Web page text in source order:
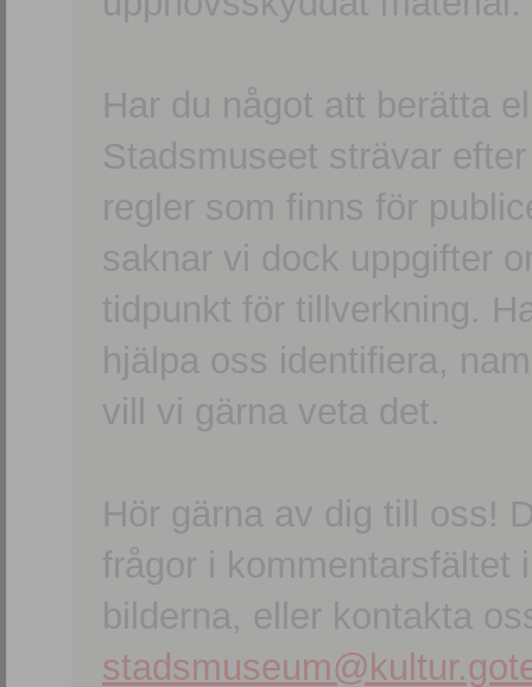
Har du något att berätta
Stadsmuseet strävar
regler som finns för
saknar vi dock uppgifter
tidpunkt för tillverkning.
hjälpa oss identifiera,
vill vi gärna veta det.
Hör gärna av dig till oss!
frågor i kommentarsfältet
bilderna, eller kontakta